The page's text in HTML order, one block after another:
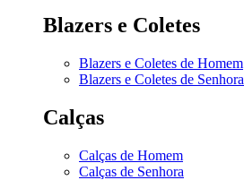
Blazers e Coletes
Blazers e Coletes de Homem
Blazers e Coletes de Senhora
Calças
Calças de Homem
Calças de Senhora